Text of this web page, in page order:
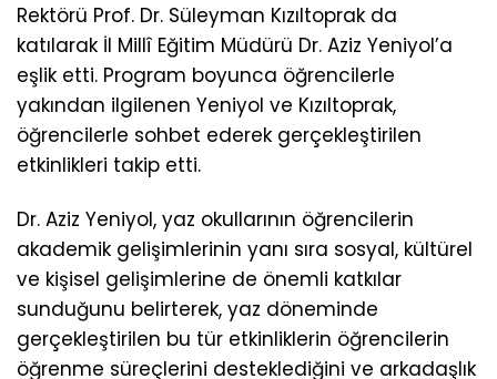
Rektörü Prof. Dr. Süleyman Kızıltoprak da
katılarak İl Millî Eğitim Müdürü Dr. Aziz Yeniyol’a
eşlik etti. Program boyunca öğrencilerle
yakından ilgilenen Yeniyol ve Kızıltoprak,
öğrencilerle sohbet ederek gerçekleştirilen
etkinlikleri takip etti.
Dr. Aziz Yeniyol, yaz okullarının öğrencilerin
akademik gelişimlerinin yanı sıra sosyal, kültürel
ve kişisel gelişimlerine de önemli katkılar
sunduğunu belirterek, yaz döneminde
gerçekleştirilen bu tür etkinliklerin öğrencilerin
öğrenme süreçlerini desteklediğini ve arkadaşlık